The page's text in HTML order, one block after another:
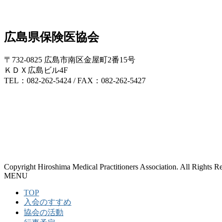
広島県保険医協会
〒732-0825 広島市南区金屋町2番15号
ＫＤＸ広島ビル4F
TEL：082-262-5424 / FAX：082-262-5427
Copyright Hiroshima Medical Practitioners Association. All Rights
MENU
TOP
入会のすすめ
協会の活動